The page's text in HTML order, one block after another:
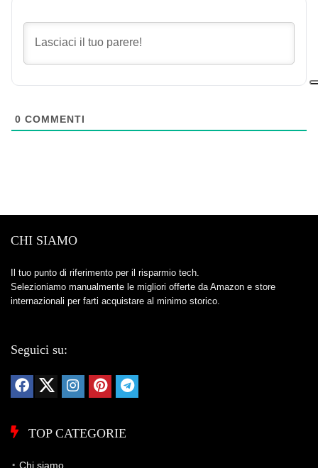
0 COMMENTI
CHI SIAMO
Il tuo punto di riferimento per il risparmio tech.
Selezioniamo manualmente le migliori offerte da Amazon e store
internazionali per farti acquistare al minimo storico.
Seguici su:
TOP CATEGORIE
Chi siamo